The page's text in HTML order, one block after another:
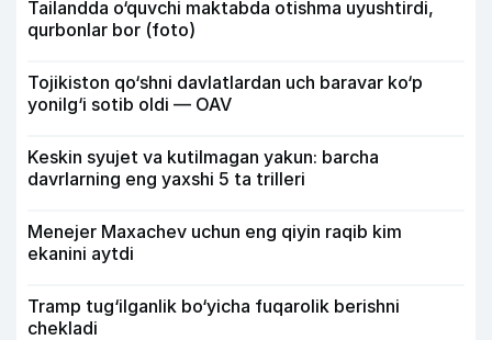
Tailandda o‘quvchi maktabda otishma uyushtirdi,
qurbonlar bor (foto)
Tojikiston qo‘shni davlatlardan uch baravar ko‘p
yonilg‘i sotib oldi — OAV
Keskin syujet va kutilmagan yakun: barcha
davrlarning eng yaxshi 5 ta trilleri
Menejer Maxachev uchun eng qiyin raqib kim
ekanini aytdi
Tramp tug‘ilganlik bo‘yicha fuqarolik berishni
chekladi